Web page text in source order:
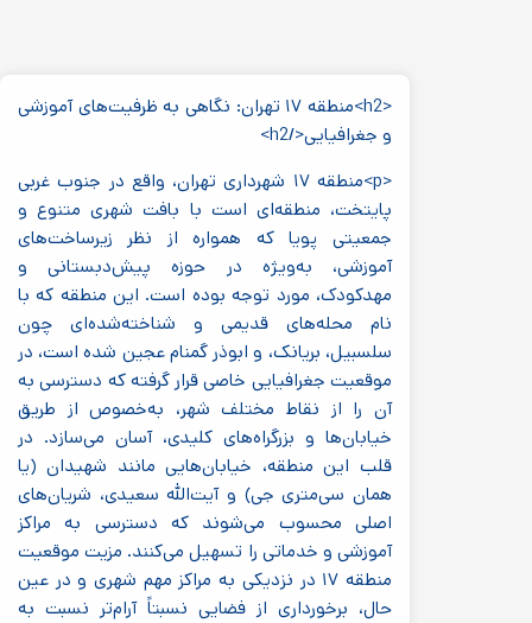
<h2>منطقه ۱۷ تهران: نگاهی به ظرفیت‌های آموزشی
و جغرافیایی</h2>
<p>منطقه ۱۷ شهرداری تهران، واقع در جنوب غربی
پایتخت، منطقه‌ای است با بافت شهری متنوع و
جمعیتی پویا که همواره از نظر زیرساخت‌های
آموزشی، به‌ویژه در حوزه پیش‌دبستانی و
مهدکودک، مورد توجه بوده است. این منطقه که با
نام محله‌های قدیمی و شناخته‌شده‌ای چون
سلسبیل، بریانک، و ابوذر گمنام عجین شده است، در
موقعیت جغرافیایی خاصی قرار گرفته که دسترسی به
آن را از نقاط مختلف شهر، به‌خصوص از طریق
خیابان‌ها و بزرگراه‌های کلیدی، آسان می‌سازد. در
قلب این منطقه، خیابان‌هایی مانند شهیدان (یا
همان سی‌متری جی) و آیت‌الله سعیدی، شریان‌های
اصلی محسوب می‌شوند که دسترسی به مراکز
آموزشی و خدماتی را تسهیل می‌کنند. مزیت موقعیت
منطقه ۱۷ در نزدیکی به مراکز مهم شهری و در عین
حال، برخورداری از فضایی نسبتاً آرام‌تر نسبت به